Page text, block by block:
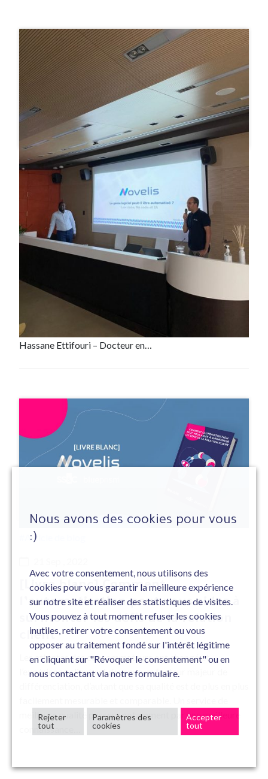
#Evenement
Conférence à Supinfo – « Le génie
logiciel peut-il être automatisé ?
Low code, No code et lntelligence
Artificielle »
C’est dans le cadre de son cycle de conférence annuel
que nous nous rendrons dans les locaux de l’école
Supinfo Paris pour présenter le sujet de notre
conférence professionnelle. Le 09 novembre à 17h10, El
Hassane Ettifouri – Docteur en…
#Article de blog
[Livre blanc] Comment
l’automatisation peut vous aider à
surmonter les défis de la relation
client
Les attentes des consommateurs ont changé et
l’expérience client est devenue un facteur majeur de
meilleure qualité passera notamment par une meilleure
connaissance…
Nous avons des cookies pour vous
:)
Avec votre consentement, nous utilisons des
cookies pour vous garantir la meilleure expérience
sur notre site et réaliser des statistiques de visites.
Vous pouvez à tout moment refuser les cookies
inutiles, retirer votre consentement ou vous
opposer au traitement fondé sur l'intérêt légitime
en cliquant sur "Révoquer le consentement" ou en
nous contactant via notre formulaire.
Rejeter
tout
Paramètres des
cookies
Accepter
tout